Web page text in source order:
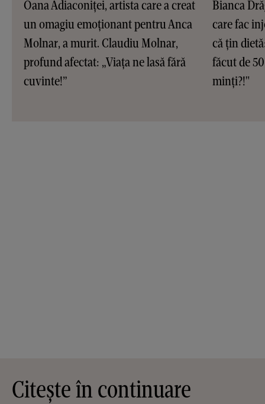
Oana Adiaconiței, artista care a creat
un omagiu emoționant pentru Anca
Molnar, a murit. Claudiu Molnar,
profund afectat: „Viața ne lasă fără
cuvinte!”
Bianca
care fac
că țin
făcut de
minți?!"
Citește în continuare